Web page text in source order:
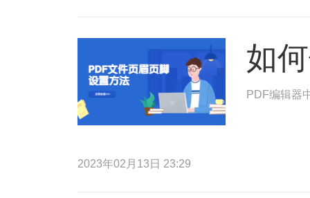
如
PDF编辑器
2023年02月13日 23:29